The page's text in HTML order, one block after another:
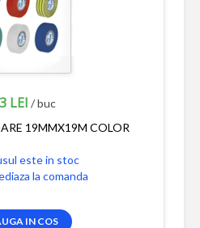
LEI / buc
19MMX19M COLOR
este in stoc
la comanda
IN COS